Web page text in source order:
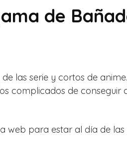
de
las serie y cortos de
complicados de conseguir
para estar al día de